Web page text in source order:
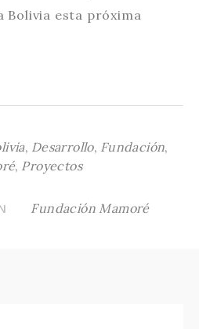
Bolivia esta próxima
, Desarrollo, Fundación,
, Proyectos
Fundación Mamoré